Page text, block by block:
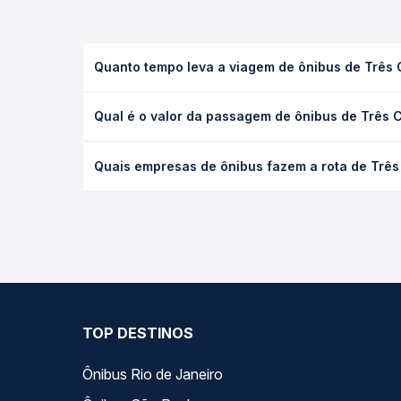
Quanto tempo leva a viagem de ônibus de Três
(convencional, executivo ou leito) e as condições
Qual é o valor da passagem de ônibus de Três
tipo de poltrona e a antecedência da compra. Na
Quais empresas de ônibus fazem a rota de
TOP DESTINOS
Ônibus Rio de Janeiro